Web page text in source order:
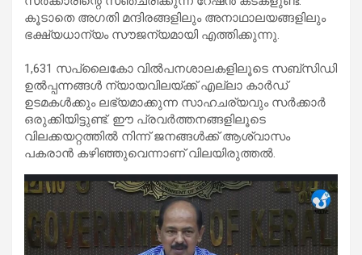
കൂടാതെ അഗതി മന്ദിരങ്ങളിലും അനാഥാലയങ്ങളിലും
ഭക്ഷ്യധാന്യം സൗജന്യമായി എത്തിക്കുന്നു.
1,631 സപ്ലൈകോ വിൽപനശാലകളിലൂടെ സബ്സിഡി
ഉൽപ്പന്നങ്ങൾ ന്യായവിലയ്ക്ക് എല്ലാ കാർഡ്
ഉടമകൾക്കും ലഭ്യമാക്കുന്ന സാഹചര്യവും സർക്കാർ
ഒരുക്കിയിട്ടുണ്ട്. ഈ പ്രവർത്തനങ്ങളിലൂടെ
വിലക്കയറ്റത്തിൽ നിന്ന് ജനങ്ങൾക്ക് ആശ്വാസം
പകരാൻ കഴിഞ്ഞുവെന്നാണ് വിലയിരുത്തൽ.